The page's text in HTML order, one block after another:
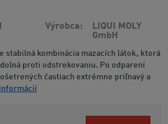
Výrobca
LIQUI MOLY
GmbH
stabilná kombinácia mazacích látok, ktorá
proti odstrekovaniu. Po odparení
častiach extrémne priľnavý a